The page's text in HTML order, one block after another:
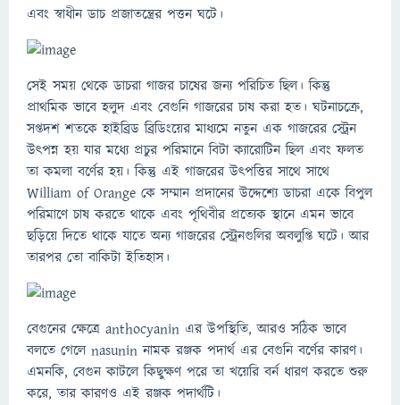
এবং স্বাধীন ডাচ প্রজাতন্ত্রের পত্তন ঘটে।
সেই সময় থেকে ডাচরা গাজর চাষের জন্য পরিচিত ছিল। কিন্তু
প্রাথমিক ভাবে হলুদ এবং বেগুনি গাজরের চাষ করা হত। ঘটনাচক্রে,
সপ্তদশ শতকে হাইব্রিড ব্রিডিংয়ের মাধ্যমে নতুন এক গাজরের স্ট্রেন
উৎপন্ন হয় যার মধ্যে প্রচুর পরিমানে বিটা ক্যারোটিন ছিল এবং ফলত
তা কমলা বর্ণের হয়। কিন্তু এই গাজরের উৎপত্তির সাথে সাথে
William of Orange কে সম্মান প্রদানের উদ্দেশ্যে ডাচরা একে বিপুল
পরিমাণে চাষ করতে থাকে এবং পৃথিবীর প্রত্যেক স্থানে এমন ভাবে
ছড়িয়ে দিতে থাকে যাতে অন্য গাজরের স্ট্রেনগুলির অবলুপ্তি ঘটে। আর
তারপর তো বাকিটা ইতিহাস।
বেগুনের ক্ষেত্রে anthocyanin এর উপস্থিতি, আরও সঠিক ভাবে
বলতে গেলে nasunin নামক রঞ্জক পদার্থ এর বেগুনি বর্ণের কারণ।
এমনকি, বেগুন কাটলে কিছুক্ষণ পরে তা খয়েরি বর্ন ধারণ করতে শুরু
করে, তার কারণও এই রঞ্জক পদার্থটি।